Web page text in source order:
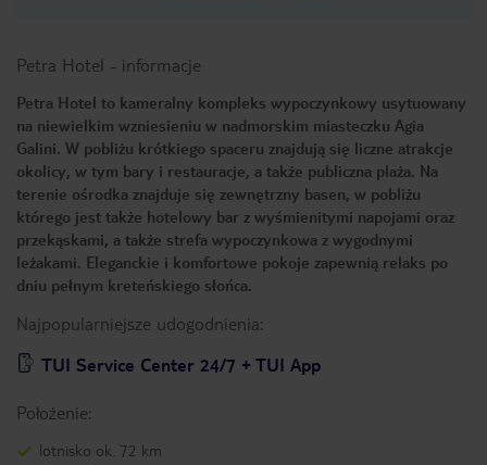
Petra Hotel - informacje
Petra Hotel to kameralny kompleks wypoczynkowy usytuowany
na niewielkim wzniesieniu w nadmorskim miasteczku Agia
Galini. W pobliżu krótkiego spaceru znajdują się liczne atrakcje
okolicy, w tym bary i restauracje, a także publiczna plaża. Na
terenie ośrodka znajduje się zewnętrzny basen, w pobliżu
którego jest także hotelowy bar z wyśmienitymi napojami oraz
przekąskami, a także strefa wypoczynkowa z wygodnymi
leżakami. Eleganckie i komfortowe pokoje zapewnią relaks po
dniu pełnym kreteńskiego słońca.
Najpopularniejsze udogodnienia:
TUI Service Center 24/7 + TUI App
Położenie:
lotnisko ok. 72 km